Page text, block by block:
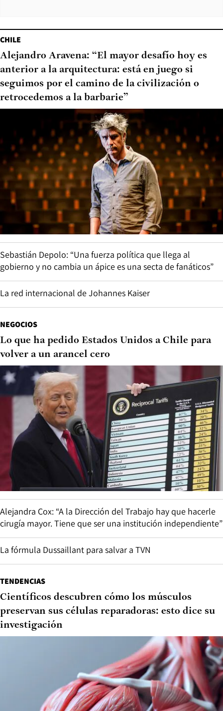
CHILE
Alejandro Aravena: “El mayor desafío hoy es
anterior a la arquitectura: está en juego si
seguimos por el camino de la civilización o
retrocedemos a la barbarie”
Sebastián Depolo: “Una fuerza política que llega al
gobierno y no cambia un ápice es una secta de fanáticos”
La red internacional de Johannes Kaiser
NEGOCIOS
Lo que ha pedido Estados Unidos a Chile para
volver a un arancel cero
Alejandra Cox: “A la Dirección del Trabajo hay que hacerle
cirugía mayor. Tiene que ser una institución independiente”
La fórmula Dussaillant para salvar a TVN